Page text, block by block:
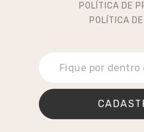
POLÍTICA DE
POLÍTICA